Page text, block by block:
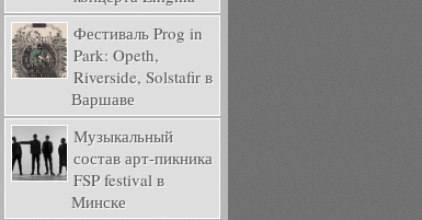
Фестиваль Prog in
Park: Opeth,
Riverside, Solstafir в
Варшаве
Музыкальный
состав арт-пикника
FSP festival в
Минске